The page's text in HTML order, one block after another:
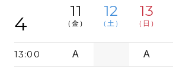
4
11
（金）
12
（土）
13
（日）
13:00 A A